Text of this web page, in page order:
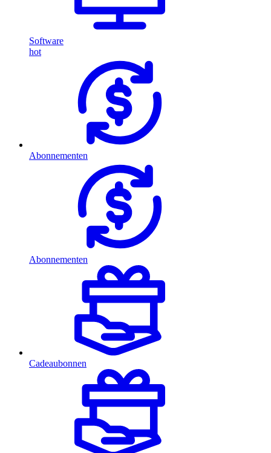
Software
hot
Abonnementen
Abonnementen
Cadeaubonnen